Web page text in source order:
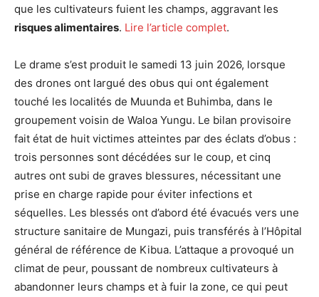
que les cultivateurs fuient les champs, aggravant les
risques alimentaires. Lire l’article complet.
Le drame s’est produit le samedi 13 juin 2026, lorsque
des drones ont largué des obus qui ont également
touché les localités de Muunda et Buhimba, dans le
groupement voisin de Waloa Yungu. Le bilan provisoire
fait état de huit victimes atteintes par des éclats d’obus :
trois personnes sont décédées sur le coup, et cinq
autres ont subi de graves blessures, nécessitant une
prise en charge rapide pour éviter infections et
séquelles. Les blessés ont d’abord été évacués vers une
structure sanitaire de Mungazi, puis transférés à l’Hôpital
général de référence de Kibua. L’attaque a provoqué un
climat de peur, poussant de nombreux cultivateurs à
abandonner leurs champs et à fuir la zone, ce qui peut